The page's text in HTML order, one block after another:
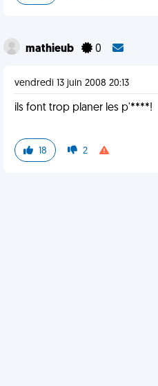
mathieub 0
vendredi 13 juin 2008 20:13
ils font trop planer les p'****!
18 2